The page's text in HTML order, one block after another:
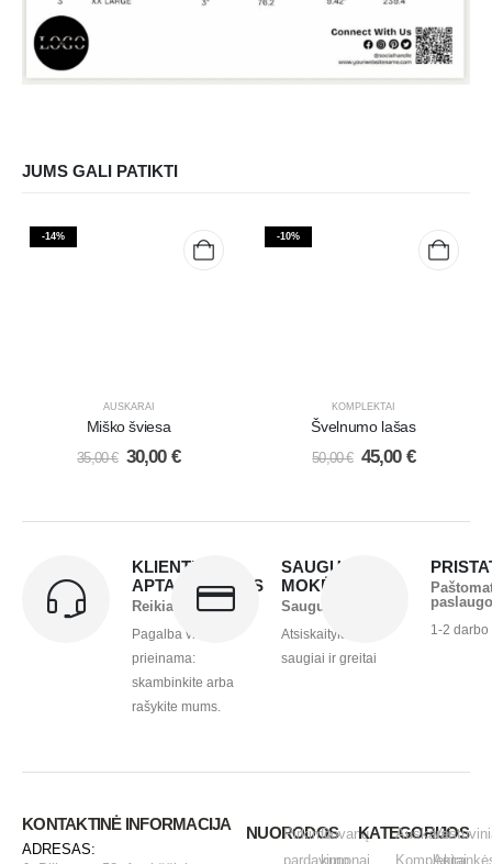
JUMS GALI PATIKTI
-14%
AUSKARAI
Miško šviesa
35,00€ 30,00 €
-10%
KOMPLEKTAI
Švelnumo lašas
50,00€ 45,00 €
KLIENTŲ
APTARNAVIMAS
Reikia pagalbos?
Pagalba visada
prieinama:
skambinkite arba
rašykite mums.
SAUGUS
MOKĖJIMAS
Saugu ir greita
Atsiskaitykite
saugiai ir greitai
1-2
KONTAKTINĖ INFORMACIJA
ADRESAS:
NUORODOS
Pirkimo -
pardavimo
Dovanų
kuponai
KATEGORIJOS
Auskarai
Komplektai